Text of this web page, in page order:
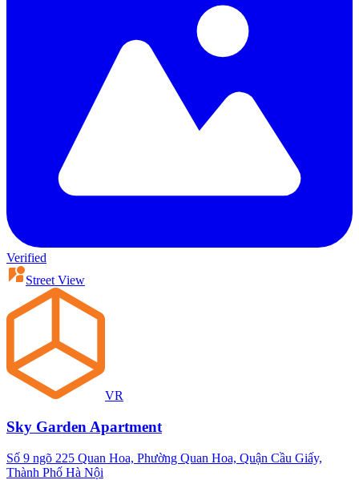
Verified
Street View
VR
Sky Garden Apartment
Số 9 ngõ 225 Quan Hoa, Phường Quan Hoa, Quận Cầu Giấy,
Thành Phố Hà Nội